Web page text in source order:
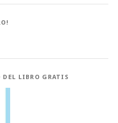
DEL LIBRO GRATIS